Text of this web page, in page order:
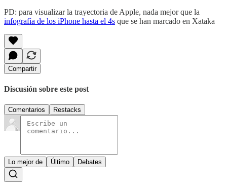
PD: para visualizar la trayectoria de Apple, nada mejor que la
infografía de los iPhone hasta el 4s que se han marcado en Xataka
Compartir
Discusión sobre este post
Comentarios Restacks
Lo mejor de Último Debates